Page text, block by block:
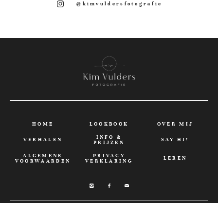
@kimvuldersfotografie
HOME LOOKBOOK OVER MIJ
VERHALEN
INFO &
PRIJZEN
SAY HI!
ALGEMENE
VOORWAARDEN
PRIVACY
VERKLARING
LEREN